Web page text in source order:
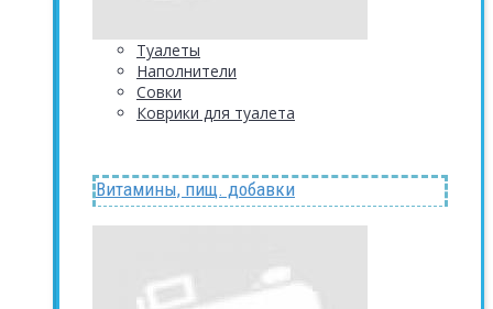
Туалеты
Наполнители
Совки
Коврики для туалета
Витамины, пищ. добавки